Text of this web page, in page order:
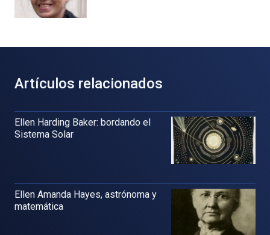
Artículos relacionados
Ellen Harding Baker: bordando el
Sistema Solar
Ellen Amanda Hayes, astrónoma y
matemática